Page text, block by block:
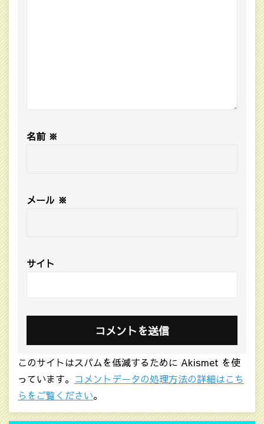
名前 ※
メール ※
サイト
このサイトはスパムを低減するために Akismet を使
っています。 コメントデータの処理方法の詳細はこち
らをご覧ください。